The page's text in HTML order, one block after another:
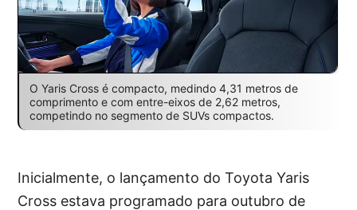
O Yaris Cross é compacto, medindo 4,31 metros de
comprimento e com entre-eixos de 2,62 metros,
competindo no segmento de SUVs compactos.
Inicialmente, o lançamento do Toyota Yaris
Cross estava programado para outubro de